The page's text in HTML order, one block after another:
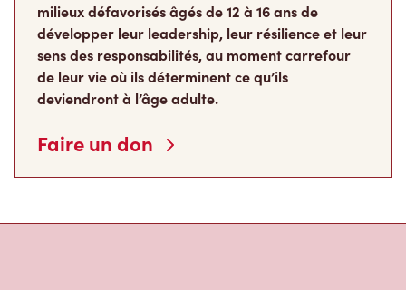
milieux défavorisés âgés de 12 à 16 ans de
développer leur leadership, leur résilience et leur
sens des responsabilités, au moment carrefour
de leur vie où ils déterminent ce qu’ils
deviendront à l’âge adulte.
Faire un don